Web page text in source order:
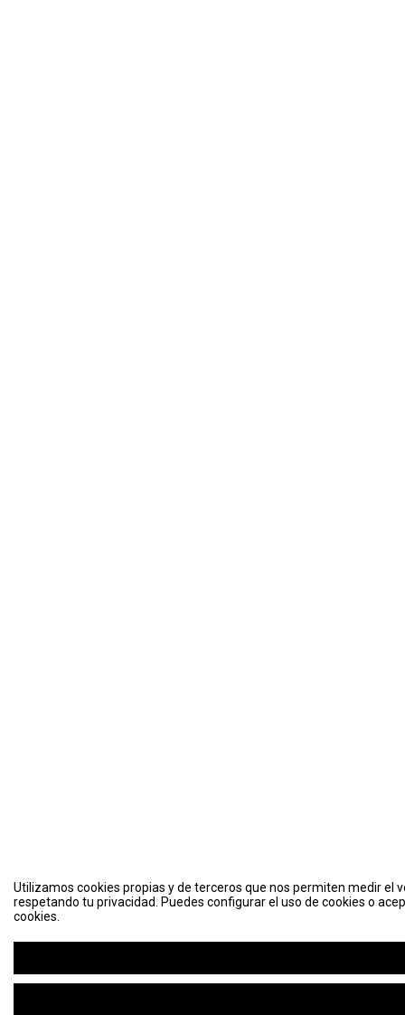
Utilizamos cookies propias y de terceros que nos permiten medir el
respetando tu privacidad. Puedes configurar el uso de cookies o
cookies.